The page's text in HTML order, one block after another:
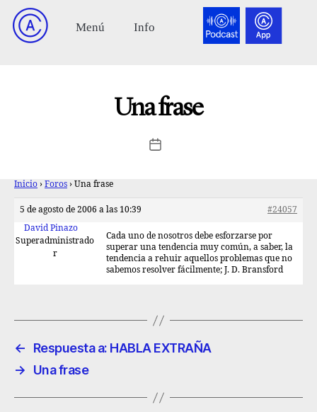
Una frase
Inicio › Foros › Una frase
5 de agosto de 2006 a las 10:39
#24057
David Pinazo
Superadministrado
r
Cada uno de nosotros debe esforzarse por
superar una tendencia muy común, a saber, la
tendencia a rehuir aquellos problemas que no
sabemos resolver fácilmente; J. D. Bransford
←
Respuesta a: HABLA EXTRAÑA
→
Una frase